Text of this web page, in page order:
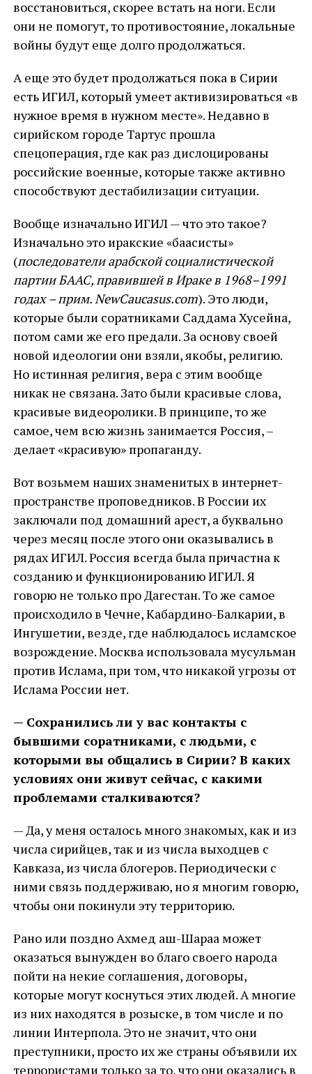
восстановиться, скорее встать на ноги. Если
они не помогут, то противостояние, локальные
войны будут еще долго продолжаться.
А еще это будет продолжаться пока в Сирии
есть ИГИЛ, который умеет активизироваться «в
нужное время в нужном месте». Недавно в
сирийском городе Тартус прошла
спецоперация, где как раз дислоцированы
российские военные, которые также активно
способствуют дестабилизации ситуации.
Вообще изначально ИГИЛ — что это такое?
Изначально это иракские «баасисты»
(последователи арабской социалистической
партии БААС, правившей в Ираке в 1968–1991
годах – прим. NewCaucasus.com). Это люди,
которые были соратниками Саддама Хусейна,
потом сами же его предали. За основу своей
новой идеологии они взяли, якобы, религию.
Но истинная религия, вера с этим вообще
никак не связана. Зато были красивые слова,
красивые видеоролики. В принципе, то же
самое, чем всю жизнь занимается Россия, –
делает «красивую» пропаганду.
Вот возьмем наших знаменитых в интернет-
пространстве проповедников. В России их
заключали под домашний арест, а буквально
через месяц после этого они оказывались в
рядах ИГИЛ. Россия всегда была причастна к
созданию и функционированию ИГИЛ. Я
говорю не только про Дагестан. То же самое
происходило в Чечне, Кабардино-Балкарии, в
Ингушетии, везде, где наблюдалось исламское
возрождение. Москва использовала мусульман
против Ислама, при том, что никакой угрозы от
Ислама России нет.
— Сохранились ли у вас контакты с
бывшими соратниками, с людьми, с
которыми вы общались в Сирии? В каких
условиях они живут сейчас, с какими
проблемами сталкиваются?
— Да, у меня осталось много знакомых, как и из
числа сирийцев, так и из числа выходцев с
Кавказа, из числа блогеров. Периодически с
ними связь поддерживаю, но я многим говорю,
чтобы они покинули эту территорию.
Рано или поздно Ахмед аш-Шараа может
оказаться вынужден во благо своего народа
пойти на некие соглашения, договоры,
которые могут коснуться этих людей. А многие
из них находятся в розыске, в том числе и по
линии Интерпола. Это не значит, что они
преступники, просто их же страны объявили их
террористами только за то, что они оказались в